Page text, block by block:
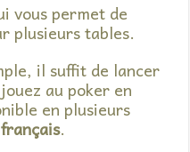
vous permet de
plusieurs tables.
il suffit de lancer
au poker en
en plusieurs
.